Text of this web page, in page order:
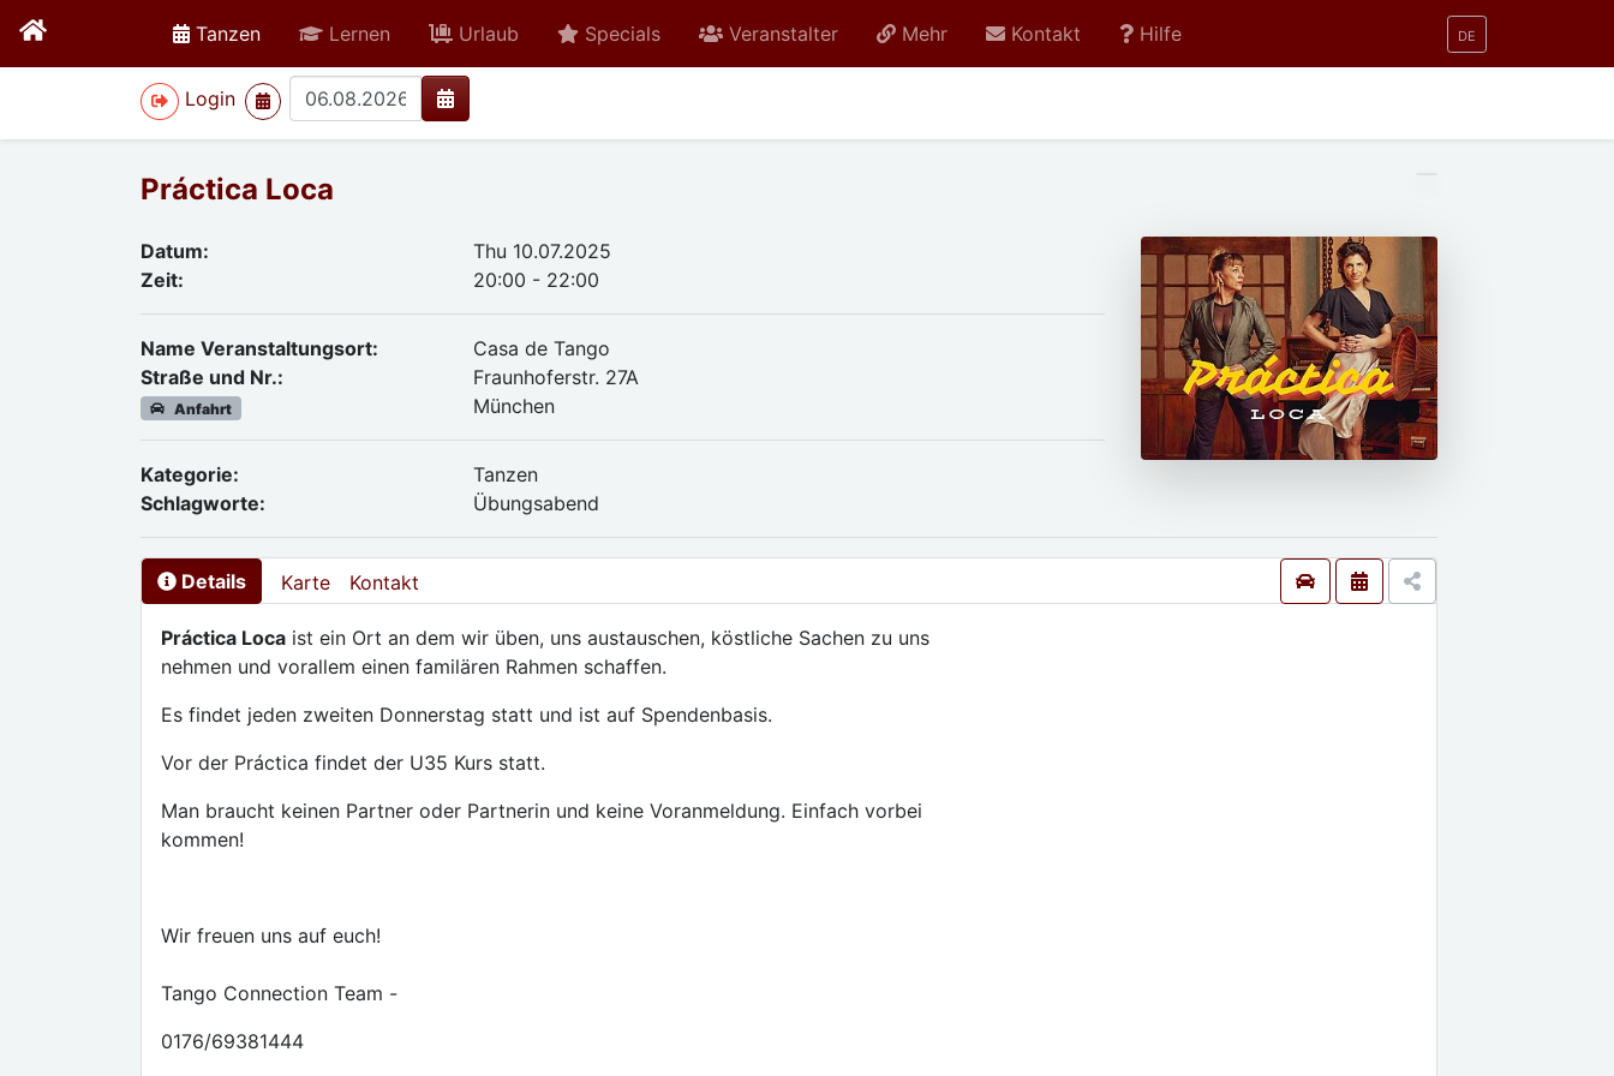
Tanzenactive Lernen Urlaub Specials Veranstalter Mehr Kontakt Hilfe DE
Login
>
Práctica Loca
Datum:
Thu 10.07.2025
Zeit:
20:00 - 22:00
Name Veranstaltungsort:
Casa de Tango
Straße und Nr.:
Anfahrt
Fraunhoferstr. 27A
München
Kategorie:
Tanzen
Schlagworte:
Übungsabend
Details Karte Kontakt
Práctica Loca ist ein Ort an dem wir üben, uns austauschen, köstliche Sachen zu uns
nehmen und vorallem einen familären Rahmen schaffen.
Es findet jeden zweiten Donnerstag statt und ist auf Spendenbasis.
Vor der Práctica findet der U35 Kurs statt.
Man braucht keinen Partner oder Partnerin und keine Voranmeldung. Einfach vorbei
kommen!
Wir freuen uns auf euch!
Tango Connection Team -
0176/69381444